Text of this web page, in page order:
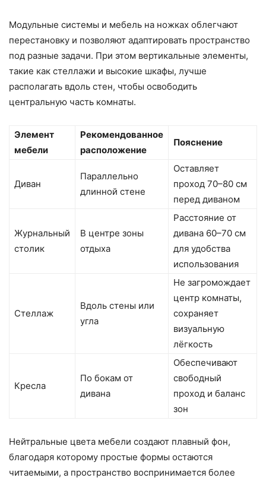
Модульные системы и мебель на ножках облегчают
перестановку и позволяют адаптировать пространство
под разные задачи. При этом вертикальные элементы,
такие как стеллажи и высокие шкафы, лучше
располагать вдоль стен, чтобы освободить
центральную часть комнаты.
Элемент
мебели
Рекомендованное
расположение
Пояснение
Диван
Параллельно
длинной стене
Оставляет
проход 70–80 см
перед диваном
Журнальный
столик
В центре зоны
отдыха
Расстояние от
дивана 60–70 см
для удобства
использования
Стеллаж
Вдоль стены или
угла
Не загромождает
центр комнаты,
сохраняет
визуальную
лёгкость
Кресла
По бокам от
дивана
Обеспечивают
свободный
проход и баланс
зон
Нейтральные цвета мебели создают плавный фон,
благодаря которому простые формы остаются
читаемыми, а пространство воспринимается более